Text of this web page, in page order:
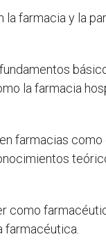
farmacia y la
la farmacia
farmacias como
como
farmacéutica.